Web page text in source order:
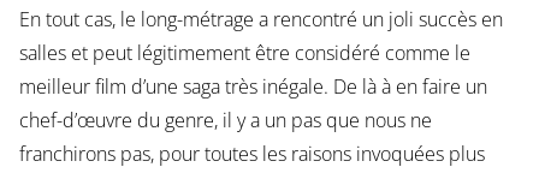
En tout cas, le long-métrage a rencontré un joli succès en
salles et peut légitimement être considéré comme le
meilleur film d’une saga très inégale. De là à en faire un
chef-d’œuvre du genre, il y a un pas que nous ne
franchirons pas, pour toutes les raisons invoquées plus